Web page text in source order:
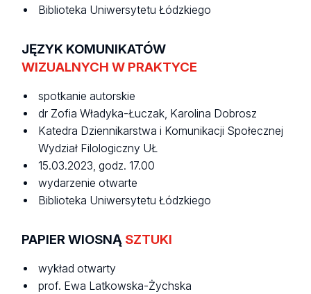
Biblioteka Uniwersytetu Łódzkiego
JĘZYK KOMUNIKATÓW
WIZUALNYCH W PRAKTYCE
spotkanie autorskie
dr Zofia Władyka-Łuczak, Karolina Dobrosz
Katedra Dziennikarstwa i Komunikacji Społecznej
Wydział Filologiczny UŁ
15.03.2023, godz. 17.00
wydarzenie otwarte
Biblioteka Uniwersytetu Łódzkiego
PAPIER WIOSNĄ SZTUKI
wykład otwarty
prof. Ewa Latkowska-Żychska